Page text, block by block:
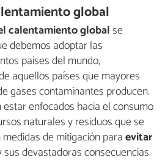
global
calentamiento globalse
debemos adoptar las
países del mundo,
aquellos países que mayores
gases contaminantes producen.
enfocados hacia el consumo
naturales y residuos que se
de mitigación paraevitar
sus devastadoras consecuencias.